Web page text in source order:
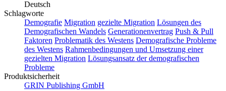
Deutsch
Schlagworte
Demografie Migration gezielte Migration Lösungen des
Demografischen Wandels Generationenvertrag Push & Pull
Faktoren Problematik des Westens Demografische Probleme
des Westens Rahmenbedingungen und Umsetzung einer
gezielten Migration Lösungsansatz der demografischen
Probleme
Produktsicherheit
GRIN Publishing GmbH